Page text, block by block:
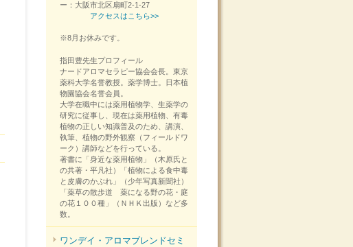
ー：大阪市北区扇町2-1-27
アクセスはこちら>>
※8月お休みです。
指田豊先生プロフィール
ナードアロマセラピー協会会長。東京
薬科大学名誉教授。薬学博士。日本植
物園協会名誉会員。
大学在職中には薬用植物学、生薬学の
研究に従事し、現在は薬用植物、有毒
植物の正しい知識普及のため、講演、
執筆、植物の野外観察（フィールドワ
ーク）講師などを行っている。
著書に「身近な薬用植物」（木原氏と
の共著・平凡社）「植物による食中毒
と皮膚のかぶれ」（少年写真新聞社）
「薬草の散歩道 薬になる野の花・庭
の花１００種」（ＮＨＫ出版）など多
数。
ワンデイ・アロマブレンドセミ